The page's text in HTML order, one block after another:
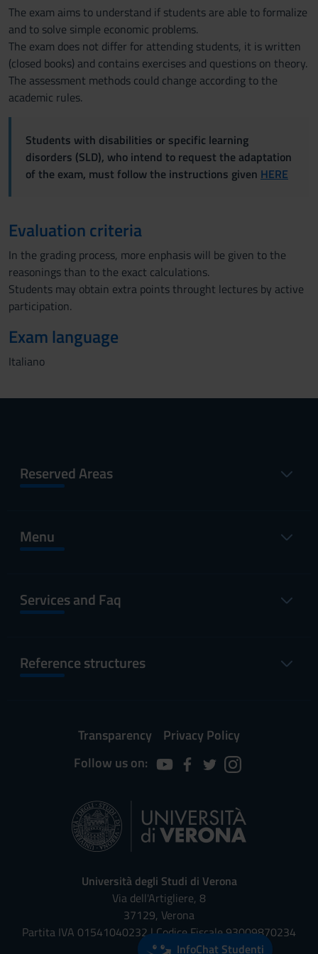
The exam aims to understand if students are able to formalize
and to solve simple economic problems.
The exam does not differ for attending students, it is written
(closed books) and contains exercises and questions on theory.
The assessment methods could change according to the
academic rules.
Students with disabilities or specific learning
disorders (SLD), who intend to request the adaptation
of the exam, must follow the instructions given HERE
Evaluation criteria
In the grading process, more enphasis will be given to the
reasonings than to the exact calculations.
Students may obtain extra points throught lectures by active
participation.
Exam language
Italiano
Reserved Areas
Menu
Services and Faq
Reference structures
Transparency
Privacy Policy
Follow us on:
Università degli Studi di Verona
Via dell'Artigliere, 8
37129, Verona
Partita IVA 01541040232 | Codice Fiscale 93009870234
InfoChat Studenti